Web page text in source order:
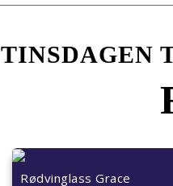
Rødvinglass Grace